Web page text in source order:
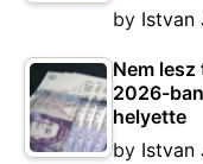
by Istvan
Nem
2026-
helyette
by Istvan